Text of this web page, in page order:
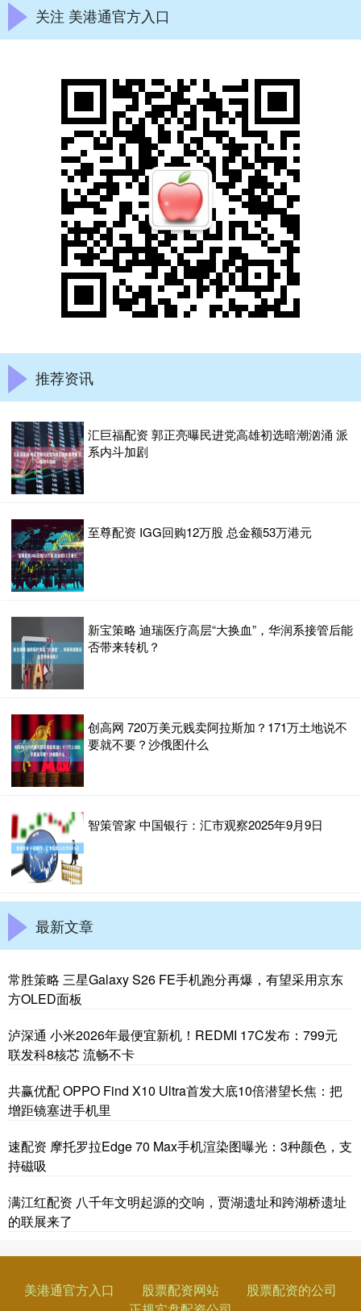
关注 美港通官方入口
推荐资讯
汇巨福配资 郭正亮曝民进党高雄初选暗潮汹涌 派
系内斗加剧
至尊配资 IGG回购12万股 总金额53万港元
新宝策略 迪瑞医疗高层“大换血”，华润系接管后能
否带来转机？
创高网 720万美元贱卖阿拉斯加？171万土地说不
要就不要？沙俄图什么
智策管家 中国银行：汇市观察2025年9月9日
最新文章
常胜策略 三星Galaxy S26 FE手机跑分再爆，有望采用京东
方OLED面板
泸深通 小米2026年最便宜新机！REDMI 17C发布：799元
联发科8核芯 流畅不卡
共赢优配 OPPO Find X10 Ultra首发大底10倍潜望长焦：把
增距镜塞进手机里
速配资 摩托罗拉Edge 70 Max手机渲染图曝光：3种颜色，支
持磁吸
满江红配资 八千年文明起源的交响，贾湖遗址和跨湖桥遗址
的联展来了
美港通官方入口 股票配资网站
股票配资的公司